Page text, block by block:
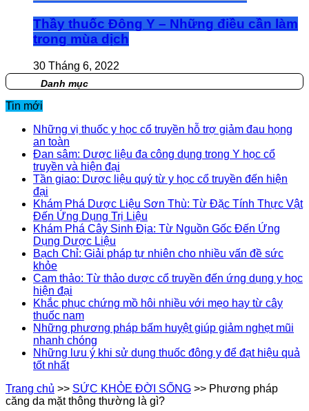
Thầy thuốc Đông Y – Những điều cần làm
trong mùa dịch
30 Tháng 6, 2022
Danh mục
Tin mới
Những vị thuốc y học cổ truyền hỗ trợ giảm đau họng
an toàn
Đan sâm: Dược liệu đa công dụng trong Y học cổ
truyền và hiện đại
Tần giao: Dược liệu quý từ y học cổ truyền đến hiện
đại
Khám Phá Dược Liệu Sơn Thù: Từ Đặc Tính Thực Vật
Đến Ứng Dụng Trị Liệu
Khám Phá Cây Sinh Địa: Từ Nguồn Gốc Đến Ứng
Dụng Dược Liệu
Bạch Chỉ: Giải pháp tự nhiên cho nhiều vấn đề sức
khỏe
Cam thảo: Từ thảo dược cổ truyền đến ứng dụng y học
hiện đại
Khắc phục chứng mồ hôi nhiều với mẹo hay từ cây
thuốc nam
Những phương pháp bấm huyệt giúp giảm nghẹt mũi
nhanh chóng
Những lưu ý khi sử dụng thuốc đông y để đạt hiệu quả
tốt nhất
Trang chủ >> SỨC KHỎE ĐỜI SỐNG >> Phương pháp
căng da mặt thông thường là gì?